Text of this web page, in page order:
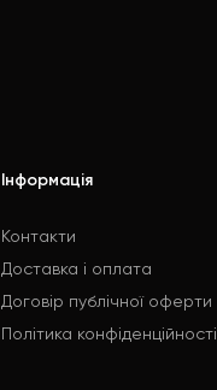
Інформація
Контакти
Доставка і оплата
Договір публічної оферти
Політика конфіденційності